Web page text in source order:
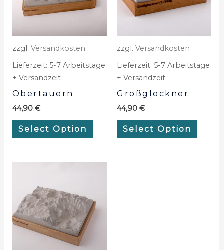
zzgl. Versandkosten
Lieferzeit: 5-7 Arbeitstage
+ Versandzeit
Obertauern
44,90 €
Select Option
zzgl. Versandkosten
Lieferzeit: 5-7 Arbeitstage
+ Versandzeit
Großglockner
44,90 €
Select Option